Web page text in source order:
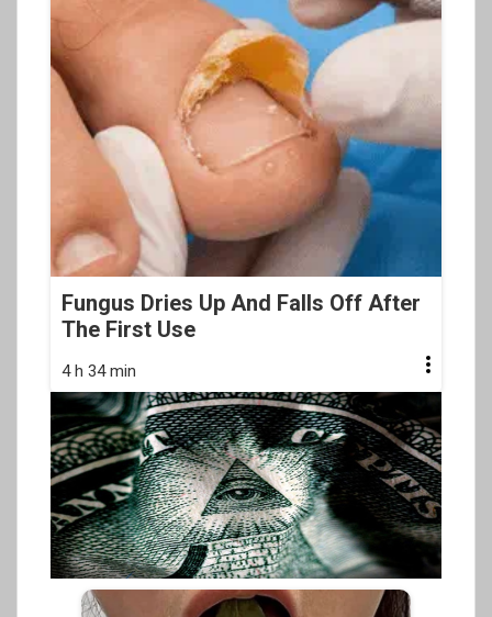
Fungus Dries Up And Falls Off After
The First Use
4 h 34 min